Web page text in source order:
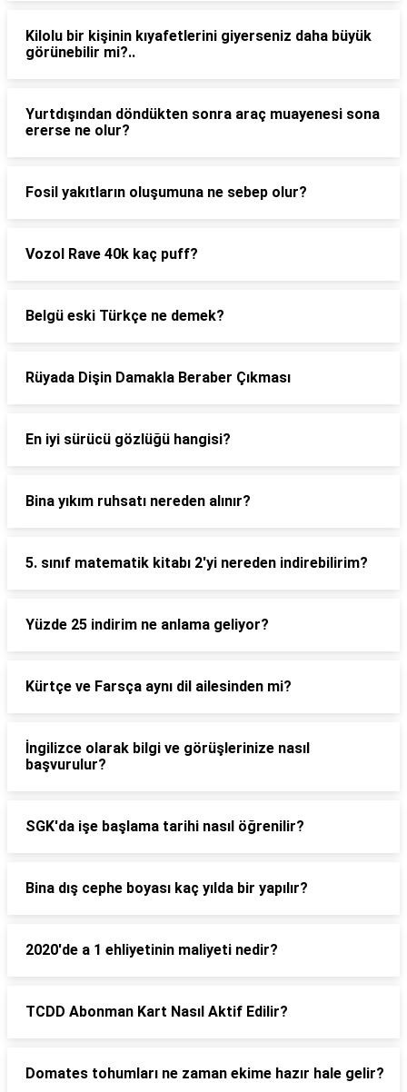
Kilolu bir kişinin kıyafetlerini giyerseniz daha büyük
görünebilir mi?..
Yurtdışından döndükten sonra araç muayenesi sona
ererse ne olur?
Fosil yakıtların oluşumuna ne sebep olur?
Vozol Rave 40k kaç puff?
Belgü eski Türkçe ne demek?
Rüyada Dişin Damakla Beraber Çıkması
En iyi sürücü gözlüğü hangisi?
Bina yıkım ruhsatı nereden alınır?
5. sınıf matematik kitabı 2'yi nereden indirebilirim?
Yüzde 25 indirim ne anlama geliyor?
Kürtçe ve Farsça aynı dil ailesinden mi?
İngilizce olarak bilgi ve görüşlerinize nasıl
başvurulur?
SGK'da işe başlama tarihi nasıl öğrenilir?
Bina dış cephe boyası kaç yılda bir yapılır?
2020'de a 1 ehliyetinin maliyeti nedir?
TCDD Abonman Kart Nasıl Aktif Edilir?
Domates tohumları ne zaman ekime hazır hale gelir?